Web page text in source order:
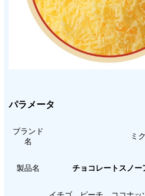
パラメータ
ブランド
名
ミ
製品名 チョコレートスノー